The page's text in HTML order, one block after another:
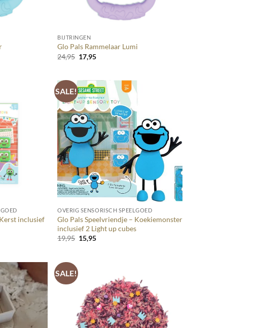
BIJTRINGEN
Glo Pals Rammelaar Lumi
24,95 Oorspronkelijke
prijs
17,95Huidige
inclusief
SALE!
+
OVERIG SENSORISCH SPEELGOED
Glo Pals Speelvriendje – Koekiemonster
inclusief 2 Light up cubes
19,95 Oorspronkelijke
prijs
15,95Huidige
SALE!